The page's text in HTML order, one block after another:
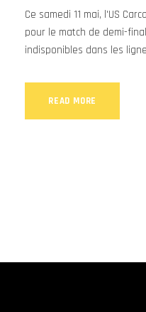
Ce samedi 11 mai, l'US
pour le match de demi-
indisponibles dans les
READ MORE